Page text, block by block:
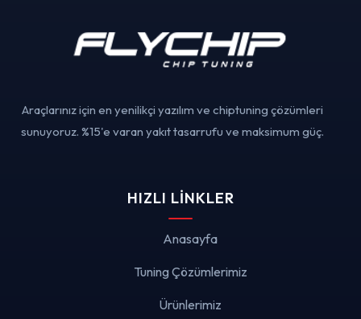
Araçlarınız için en yenilikçi yazılım ve chiptuning çözümleri
sunuyoruz. %15'e varan yakıt tasarrufu ve maksimum güç.
HIZLI LINKLER
Anasayfa
Tuning Çözümlerimiz
Ürünlerimiz